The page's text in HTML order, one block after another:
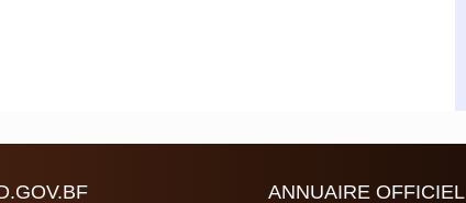
ANNUAIRE OFFICIEL